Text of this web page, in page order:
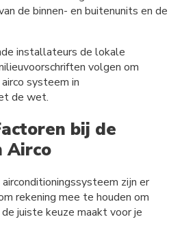
de binnen- en buitenunits en de
installateurs de lokale
volgen om
systeem in
de wet.
bij de
Airco
airconditioningssysteem zijn er
rekening mee te houden om
juiste keuze maakt voor je